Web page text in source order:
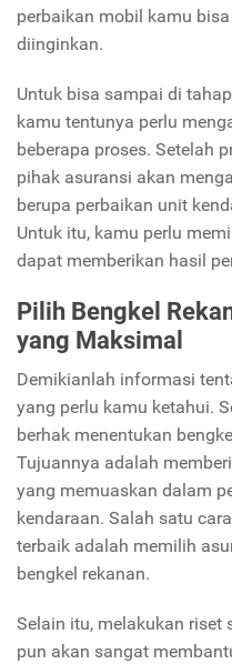
perbaikan mobil kamu
diinginkan.
Untuk bisa sampai di
kamu tentunya perlu
beberapa proses. Setelah
pihak asuransi akan
berupa perbaikan unit
Untuk itu, kamu perlu
dapat memberikan hasil
Pilih Bengkel
yang Maksimal
Demikianlah informasi
yang perlu kamu ketahui.
berhak menentukan
Tujuannya adalah
yang memuaskan dalam
kendaraan. Salah satu
terbaik adalah memilih
bengkel rekanan.
Selain itu, melakukan riset
pun akan sangat